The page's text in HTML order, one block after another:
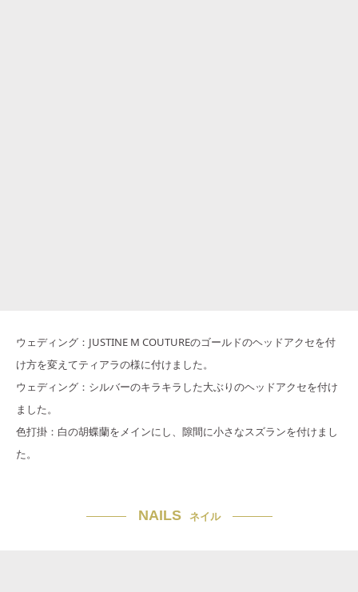
ウェディング：JUSTINE M COUTUREのゴールドのヘッドアクセを付
け方を変えてティアラの様に付けました。
ウェディング：シルバーのキラキラした大ぶりのヘッドアクセを付け
ました。
色打掛：白の胡蝶蘭をメインにし、隙間に小さなスズランを付けまし
た。
NAILS ネイル